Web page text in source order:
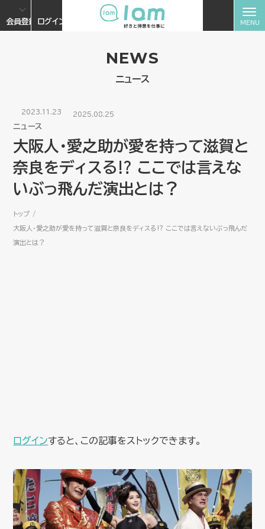
会員登録 ログイン
NEWS
ニュース
2023.11.23 2025.08.25
ニュース
大阪人・愛之助が愛を持って滋賀と
奈良をディスる⁉︎ ここでは言えな
いぶっ飛んだ演出とは？
トップ
大阪人・愛之助が愛を持って滋賀と奈良をディスる⁉︎ ここでは言えないぶっ飛んだ
演出とは？
ログインすると、この記事をストックできます。